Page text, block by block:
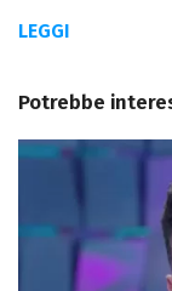
LEGGI
Potrebbe